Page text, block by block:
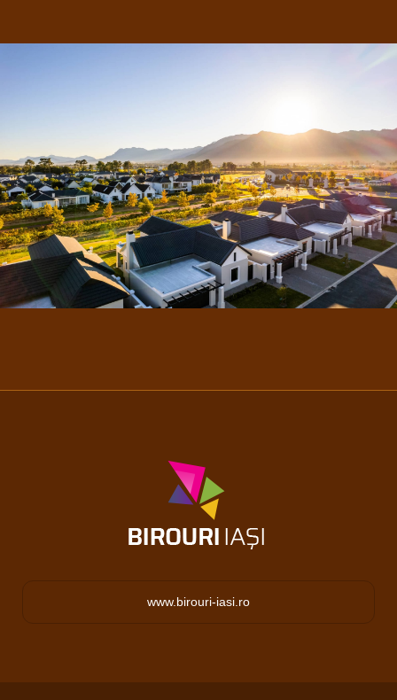
www.birouri-iasi.ro